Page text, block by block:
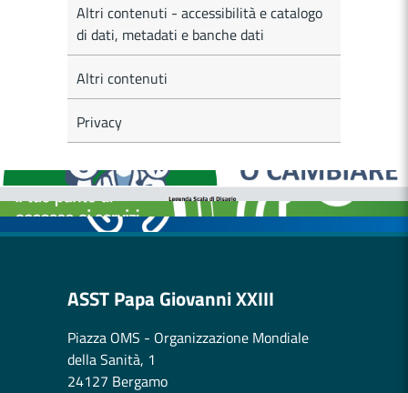
Altri contenuti - accessibilità e catalogo
di dati, metadati e banche dati
Altri contenuti
Privacy
MEDICI E PEDIATRI DI FAMIGLIA
BOLLETTINI DISAGIO DA CALORE
CASE DI COMUNITÀ
OSPEDALE DI COMUNITÀ
ASST Papa Giovanni XXIII
Piazza OMS - Organizzazione Mondiale
della Sanità, 1
24127 Bergamo